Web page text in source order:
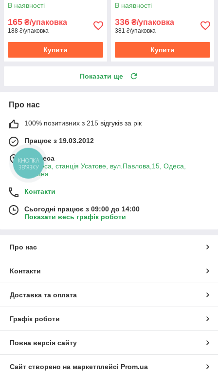
В наявності
165 ₴/упаковка
188 ₴/упаковка
Купити
В наявності
336 ₴/упаковка
381 ₴/упаковка
Купити
Показати ще
Про нас
100% позитивних з 215 відгуків за рік
Працює з 19.03.2012
м. Одеса
м.Одеса, станція Усатове, вул.Павлова,15, Одеса,
Україна
Контакти
Сьогодні працює з 09:00 до 14:00
Показати весь графік роботи
Про нас
Контакти
Доставка та оплата
Графік роботи
Повна версія сайту
Сайт створено на маркетплейсі Prom.ua
КНОПКА
ЗВ'ЯЗКУ